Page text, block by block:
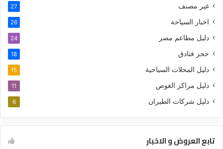
غير مصنف 27
اخبار السياحة 26
دليل مطاعم مصر 24
حجز فنادق 18
دليل المحلات السياحية 15
دليل مراكز الغوص 11
دليل شركات الطيران 6
تابع العروض و الاخبار